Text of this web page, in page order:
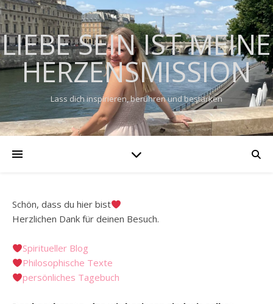
LIEBE SEIN IST MEINE
HERZENSMISSION
Lass dich inspirieren, berühren und bestärken
Schön, dass du hier bist
Herzlichen Dank für deinen Besuch.
Spiritueller Blog
Philosophische Texte
persönliches Tagebuch